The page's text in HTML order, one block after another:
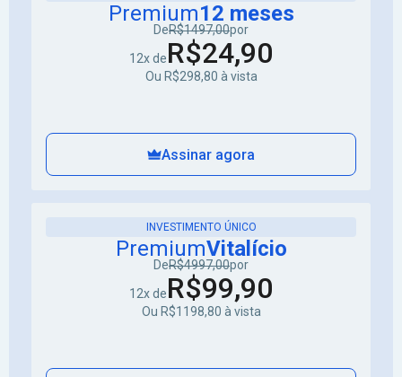
Premium12 meses
DeR$1497,00por
12x deR$24,90
Ou R$298,80 à vista
Assinar agora
INVESTIMENTO ÚNICO
PremiumVitalício
DeR$4997,00por
12x deR$99,90
Ou R$1198,80 à vista